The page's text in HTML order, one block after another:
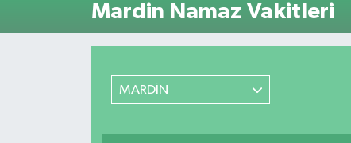
Mardin Namaz Vakitleri
MARDİN